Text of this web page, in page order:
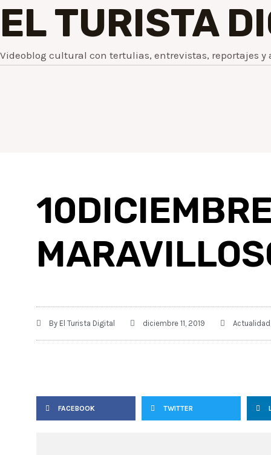
EL TURISTA
Videoblog cultural con tertulias, entrevistas, reportajes y
By El Turista Digital diciembre 11, 2019 Actualidad
FACEBOOK TWITTER